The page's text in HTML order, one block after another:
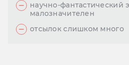
научно-фантастический
малозначителен
отсылок слишком много